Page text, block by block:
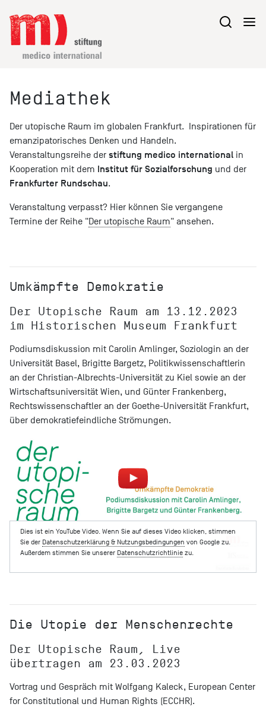
Mediathek
Der utopische Raum im globalen Frankfurt. Inspirationen für
emanzipatorisches Denken und Handeln.
Veranstaltungsreihe der stiftung medico international in
Kooperation mit dem Institut für Sozialforschung und der
Frankfurter Rundschau.
Veranstaltung verpasst? Hier können Sie vergangene
Termine der Reihe "Der utopische Raum" ansehen.
Umkämpfte Demokratie
Der Utopische Raum am 13.12.2023
im Historischen Museum Frankfurt
Podiumsdiskussion mit Carolin Amlinger, Soziologin an der
Universität Basel, Brigitte Bargetz, Politikwissenschaftlerin
an der Christian-Albrechts-Universität zu Kiel sowie an der
Wirtschaftsuniversität Wien, und Günter Frankenberg,
Rechtswissenschaftler an der Goethe-Universität Frankfurt,
über demokratiefeindliche Strömungen.
Dies ist ein YouTube Video. Wenn Sie auf dieses Video klicken, stimmen
Sie der Datenschutzerklärung & Nutzungsbedingungen von Google zu.
Außerdem stimmen Sie unserer Datenschutzrichtliniezu.
Die Utopie der Menschenrechte
Der Utopische Raum, Live
übertragen am 23.03.2023
Vortrag und Gespräch mit Wolfgang Kaleck, European Center
for Constitutional und Human Rights (ECCHR).